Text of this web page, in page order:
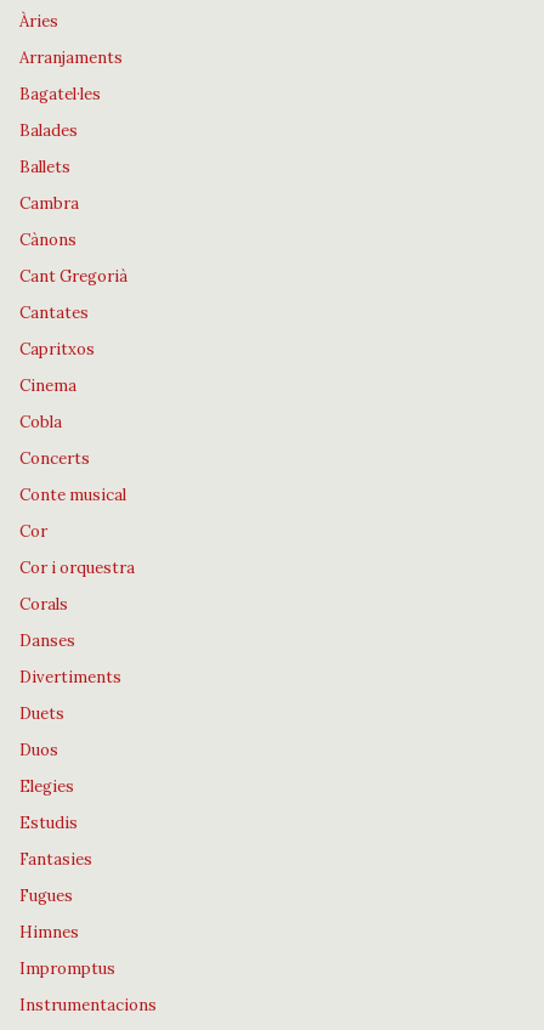
Àries
Arranjaments
Bagatel·les
Balades
Ballets
Cambra
Cànons
Cant Gregorià
Cantates
Capritxos
Cinema
Cobla
Concerts
Conte musical
Cor
Cor i orquestra
Corals
Danses
Divertiments
Duets
Duos
Elegies
Estudis
Fantasies
Fugues
Himnes
Impromptus
Instrumentacions